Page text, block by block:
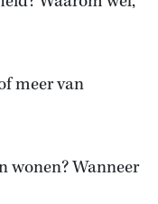
meer van
wonen? Wanneer